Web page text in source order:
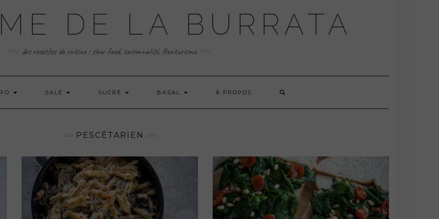
DE LA BURRATA
des recettes de cuisine : slow-food, saisonnalité, flexitarisme.
SALÉ SUCRÉ BASAL À PROPOS
PESCÉTARIEN